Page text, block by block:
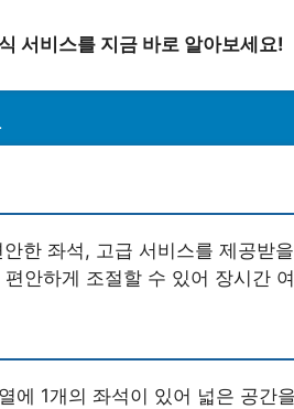
서비스를 지금 바로 알아보세요!
한 좌석, 고급 서비스를 제공받
안하게 조절할 수 있어 장시간
에 1개의 좌석이 있어 넓은 공간